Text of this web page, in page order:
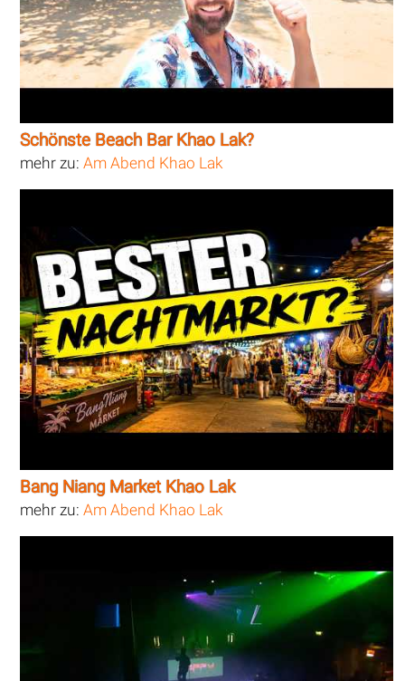
Schönste Beach Bar Khao Lak?
mehr zu:Am Abend Khao Lak
Bang Niang Market Khao Lak
mehr zu:Am Abend Khao Lak